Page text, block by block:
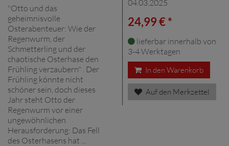
"Otto und das
geheimnisvolle
Osterabenteuer: Wie der
Regenwurm, der
Schmetterling und der
chaotische Osterhase den
Frühling verzaubern" . Der
Frühling könnte nicht
schöner sein, doch dieses
Jahr steht Otto der
Regenwurm vor einer
ungewöhnlichen
Herausforderung: Das Fell
des Osterhasens hat ...
04.03.2025
24,99 € *
lieferbar innerhalb von
3-4 Werktagen
In den Warenkorb
Auf den Merkzettel